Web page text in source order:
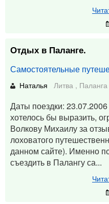
Отдых в Паланге.
Самостоятельные
Наталья Литва , Паланга
Даты поездки:
хотелось бы выразить,
Волкову Михаилу за
лоховатого
данном сайте). Именно
съездить в Палангу са...